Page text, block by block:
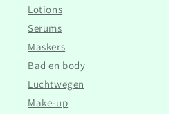
Lotions
Serums
Maskers
Bad en body
Luchtwegen
Make-up